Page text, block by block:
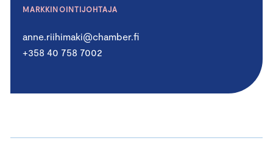
MARKKINOINTIJOHTAJA
anne.riihimaki@chamber.fi
+358 40 758 7002